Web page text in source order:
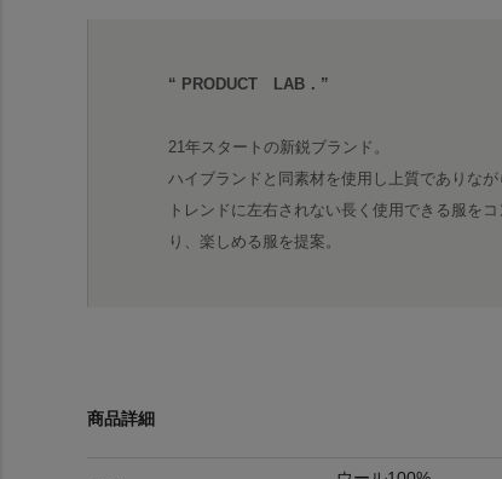
“ PRODUCT LAB．”
21年スタートの新鋭ブランド。
ハイブランドと同素材を使用し上質でありなが
トレンドに左右されない長く使用できる服を
り、楽しめる服を提案。
商品詳細